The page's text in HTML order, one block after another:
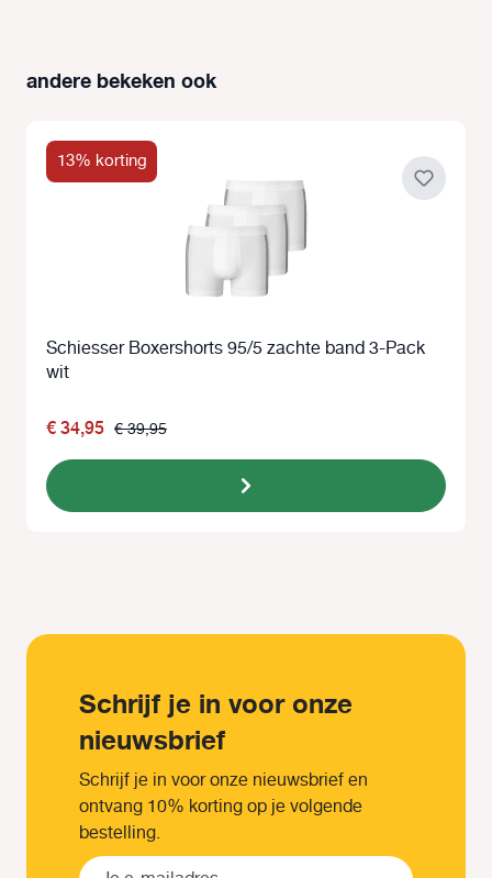
Productgalerij overslaan
andere bekeken ook
13% korting
Schiesser Boxershorts 95/5 zachte band 3-Pack
wit
€ 34,95 € 39,95
Schrijf je in voor onze
nieuwsbrief
Schrijf je in voor onze nieuwsbrief en
ontvang 10% korting op je volgende
bestelling.